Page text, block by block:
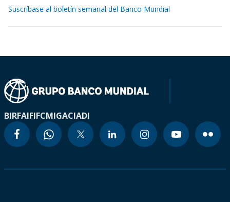
Suscríbase al boletín semanal del Banco Mundial
BIRFAIFIFCMIGACIADI